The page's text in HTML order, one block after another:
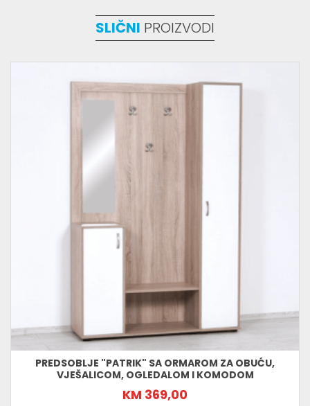
SLIČNI PROIZVODI
PREDSOBLJE "PATRIK" SA ORMAROM ZA OBUĆU,
VJEŠALICOM, OGLEDALOM I KOMODOM
KM 369,00